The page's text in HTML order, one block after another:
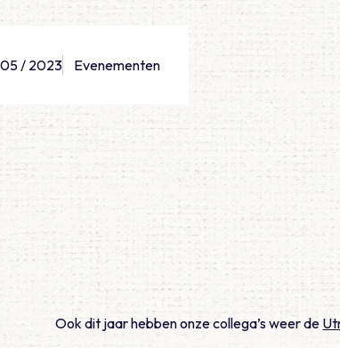
/ 2023 Evenementen
Ook dit jaar hebben onze collega’s weer de